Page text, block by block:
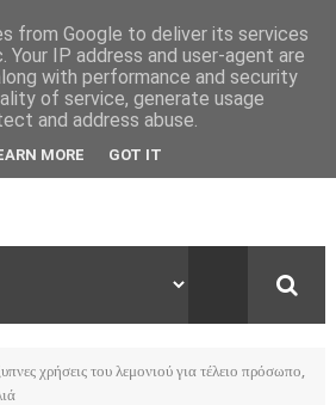
χρήσεις του λεμονιού για τέλειο πρόσωπο,
from Google to deliver its services
Your IP address and user-agent are
with performance and security
of service, generate usage
and address abuse.
MORE GOT IT